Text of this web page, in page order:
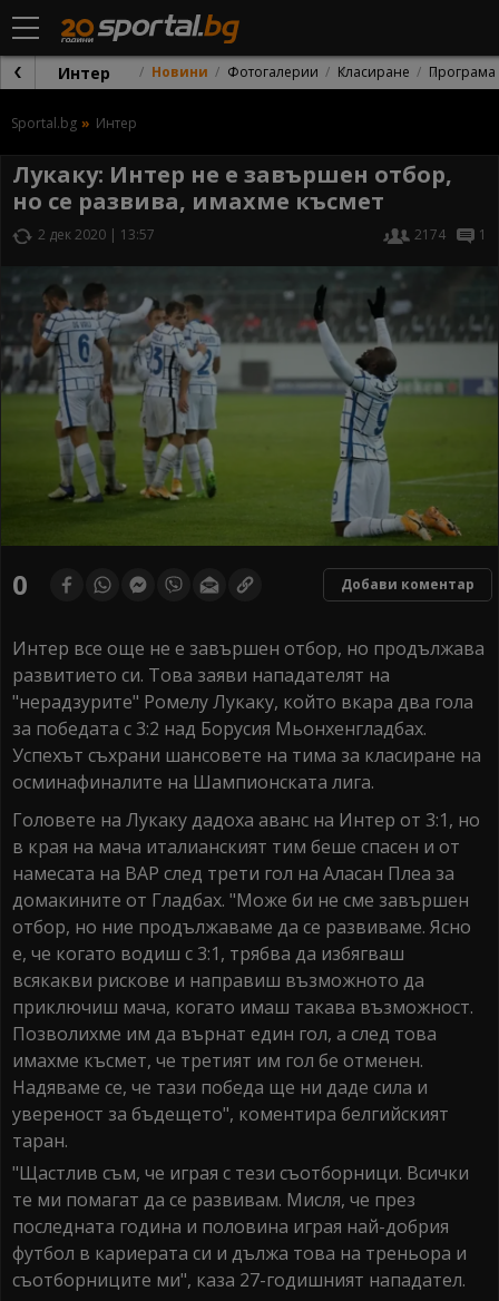
Интер Новини Фотогалерии Класиране Програма
Sportal.bg Интер
Лукаку: Интер не е завършен отбор,
но се развива, имахме късмет
2 дек 2020 | 13:57 2174 1
0 Добави коментар
Интер все още не е завършен отбор, но продължава
развитието си. Това заяви нападателят на
"нерадзурите" Ромелу Лукаку, който вкара два гола
за победата с 3:2 над Борусия Мьонхенгладбах.
Успехът съхрани шансовете на тима за класиране на
осминафиналите на Шампионската лига.
Головете на Лукаку дадоха аванс на Интер от 3:1, но
в края на мача италианският тим беше спасен и от
намесата на ВАР след трети гол на Аласан Плеа за
домакините от Гладбах. "Може би не сме завършен
отбор, но ние продължаваме да се развиваме. Ясно
е, че когато водиш с 3:1, трябва да избягваш
всякакви рискове и направиш възможното да
приключиш мача, когато имаш такава възможност.
Позволихме им да върнат един гол, а след това
имахме късмет, че третият им гол бе отменен.
Надяваме се, че тази победа ще ни даде сила и
увереност за бъдещето", коментира белгийският
таран.
"Щастлив съм, че играя с тези съотборници. Всички
те ми помагат да се развивам. Мисля, че през
последната година и половина играя най-добрия
футбол в кариерата си и дължа това на треньора и
съотборниците ми", каза 27-годишният нападател.